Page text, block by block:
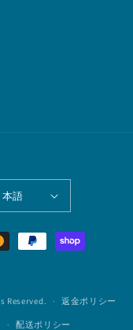
本語
Reserved. 返金ポリシー
配送ポリシー